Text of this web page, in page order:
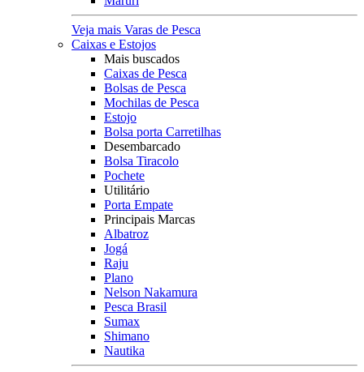
Veja mais Varas de Pesca
Caixas e Estojos
Mais buscados
Caixas de Pesca
Bolsas de Pesca
Mochilas de Pesca
Estojo
Bolsa porta Carretilhas
Desembarcado
Bolsa Tiracolo
Pochete
Utilitário
Porta Empate
Principais Marcas
Albatroz
Jogá
Raju
Plano
Nelson Nakamura
Pesca Brasil
Sumax
Shimano
Nautika